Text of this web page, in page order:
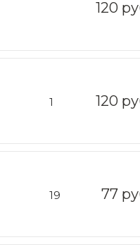
120
1 120
19 77